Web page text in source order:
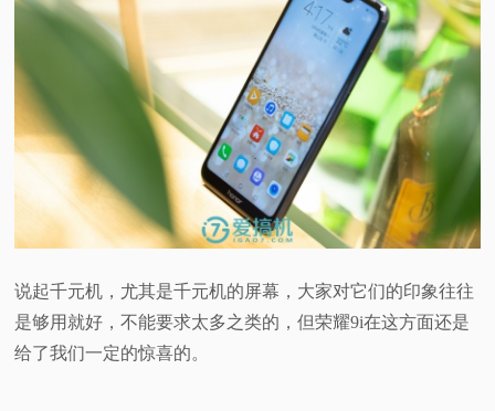
说起千元机，尤其是千元机的屏幕，大家对它们的印象往往
是够用就好，不能要求太多之类的，但荣耀9i在这方面还是
给了我们一定的惊喜的。